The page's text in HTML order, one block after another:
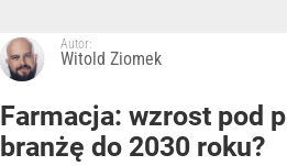
Autor:
Witold Ziomek
Farmacja: wzrost pod
branżę do 2030 roku?